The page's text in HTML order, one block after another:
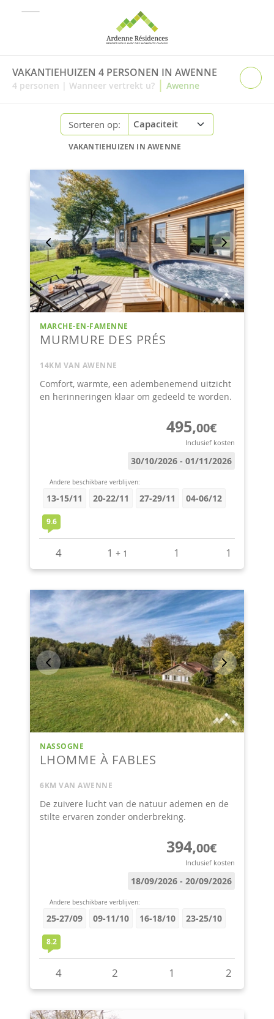
VAKANTIEHUIZEN 4 PERSONEN IN AWENNE
4 personen | Wanneer vertrekt u? | Awenne
Sorteren op:
VAKANTIEHUIZEN IN AWENNE